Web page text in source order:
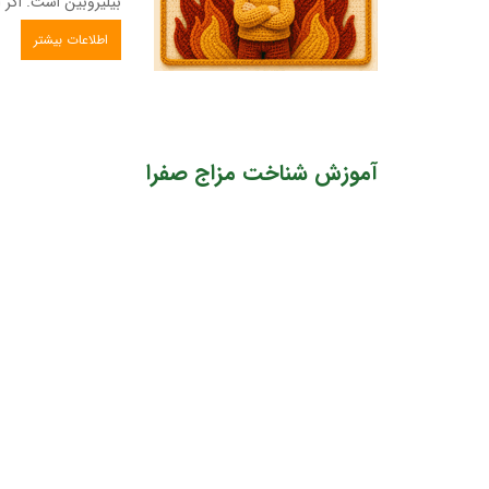
اطلاعات بیشتر
آموزش شناخت مزاج صفرا